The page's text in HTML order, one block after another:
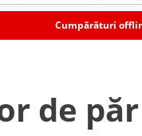
Cumpărături
de